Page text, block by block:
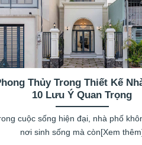
Thủy Trong Thiết Kế
10 Lưu Ý Quan Trọng
cuộc sống hiện đại, nhà phố
nơi sinh sống mà còn[Xem